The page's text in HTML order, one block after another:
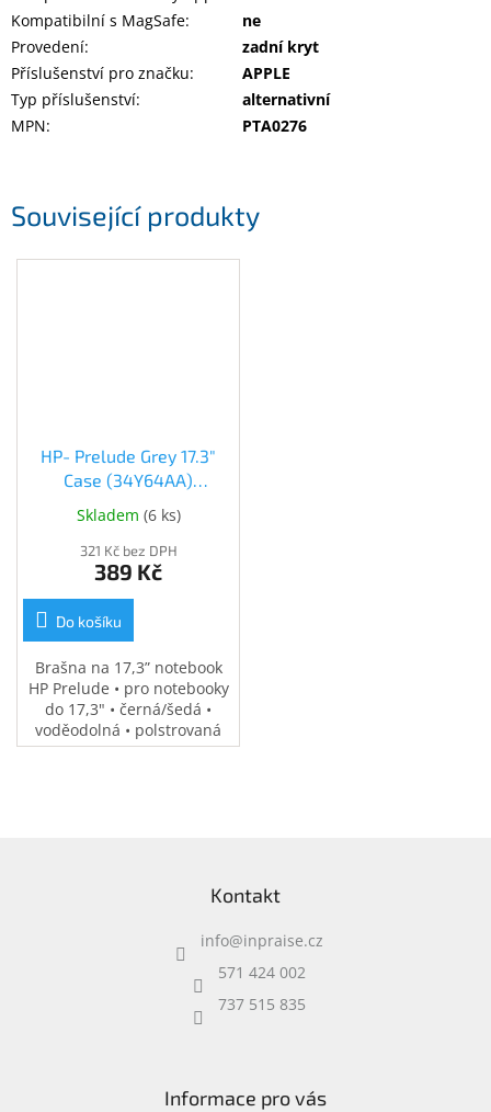
Související produkty
HP- Prelude Grey 17.3"
Case (34Y64AA)
(34Y64AA)
Skladem (6 ks)
321 Kč bez DPH
389 Kč
Do košíku
Brašna na 17,3” notebook
HP Prelude • pro notebooky
do 17,3" • černá/šedá •
voděodolná • polstrovaná
přihrádka na notebook •
Kompatibilní s MagSafe:
ne
Provedení:
zadní kryt
Příslušenství pro značku:
APPLE
Typ příslušenství:
alternativní
MPN: PTA0276
Kontakt
info@inpraise.cz
571 424 002
737 515 835
Informace pro vás